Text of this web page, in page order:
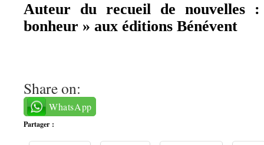
Auteur du recueil de nouvelles
bonheur » aux éditions Bénévent
Share on:
WhatsApp
Partager :